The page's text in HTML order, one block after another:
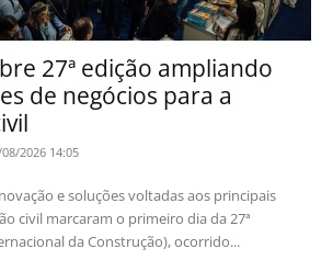
27ª edição ampliando
de negócios para a
2026 14:05
e soluções voltadas aos principais
civil marcaram o primeiro dia da 27ª
da Construção), ocorrido...